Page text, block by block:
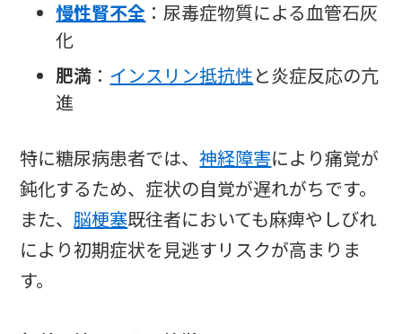
慢性腎不全 ：尿毒症物質による血管石灰
化
肥満 ： インスリン抵抗性と炎症反応の亢
進
特に糖尿病患者では、神経障害により痛覚が
鈍化するため、症状の自覚が遅れがちです。
また、脳梗塞既往者においても麻痺やしびれ
により初期症状を見逃すリスクが高まりま
す。